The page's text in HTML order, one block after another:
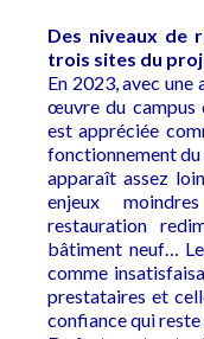
Des niveaux de
trois sites du
En 2023, avec une
œuvre du campus
est appréciée
fonctionnement
apparaît assez
enjeux
restauration
bâtiment neuf…
comme
prestataires et
confiance qui